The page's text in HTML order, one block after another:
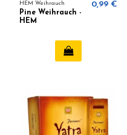
HEM Weihrauch
Pine Weihrauch -
HEM
0,99 €